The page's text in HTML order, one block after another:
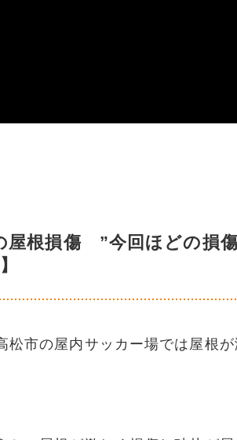
屋根損傷 ”今回ほどの損
松市の屋内サッカー場では屋根が